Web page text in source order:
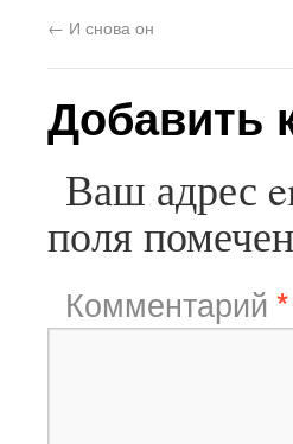
← И снова он
Добавить
Ваш адрес
поля
Комментарий *